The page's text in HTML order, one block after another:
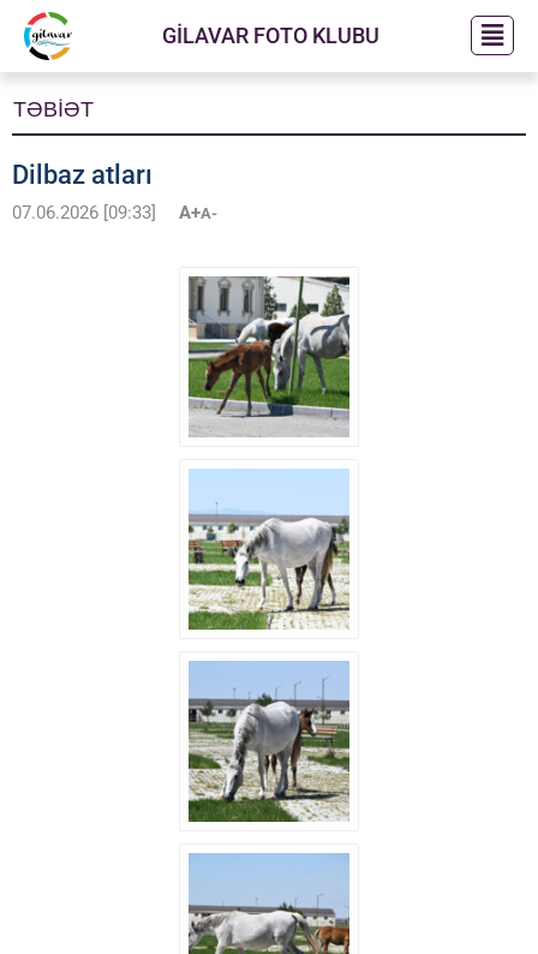
GİLAVAR FOTO KLUBU
TƏBİƏT
Dilbaz atları
07.06.2026 [09:33] A+A-